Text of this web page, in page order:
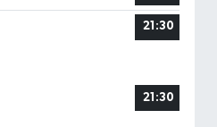
21:30
21:30